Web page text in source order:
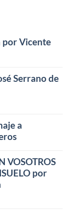
por Vicente
Serrano de
a
VOSOTROS
por